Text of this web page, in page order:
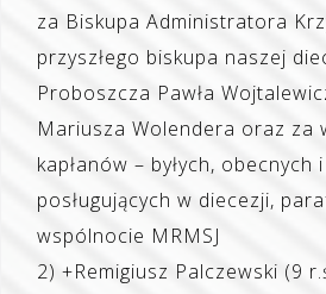
za Biskupa Administratora
przyszłego biskupa naszej
Proboszcza Pawła
Mariusza Wolendera oraz za
kapłanów – byłych, obecnych
posługujących w diecezji,
wspólnocie MRMSJ
2) +Remigiusz Palczewski (9